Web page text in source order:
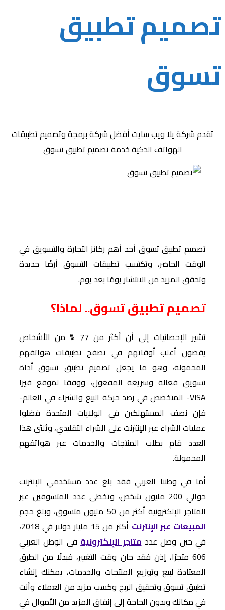
تصميم تطبيق
تسوق
تقدم شركة يلا ويب سايت أفضل شركة برمجة وتصميم تطبيقات
الهواتف الذكية خدمة تصميم تطبيق تسوق
تصميم تطبيق تسوق أحد أهم ركائز التجارة والتسويق في
الوقت الحاضر، وتكتسب تطبيقات التسوق أرضًا جديدة
وتحقق المزيد من الانتشار يومًا بعد يوم.
تصميم تطبيق تسوق.. لماذا؟
تشير الإحصائيات إلى أن أكثر من 77 % من الأشخاص
يقضون أغلب أوقاتهم في تصفح تطبيقات هواتفهم
المحمولة، وهو ما يجعل تصميم تطبيق تسوق أداة
تسويق فعالة وسريعة المفعول، ووفقا لموقع فيزا
VISA- المتخصص في رصد حركة البيع والشراء في العالم-
فإن نصف المستهلكين في الولايات المتحدة فضلوا
عمليات الشراء عبر الإنترنت على الشراء التقليدي، وثلثي هذا
العدد قام بطلب المنتجات والخدمات عبر هواتفهم
المحمولة.
أما في وطننا العربي فقد بلغ عدد مستخدمي الإنترنت
حوالي 200 مليون شخص، وتخطى عدد المتسوقين عبر
المتاجر الإلكترونية أكثر من 50 مليون متسوق، وبلغ حجم
المبيعات عبر الإنترنت
أكثر من 15 مليار دولار في 2018،
في حين وصل عددمتاجر الإلكترونيةفي الوطن العربي
606 متجرًا، إذن فقد حان وقت التغيير، فبدلًا من الطرق
المعتادة لبيع وتوزيع المنتجات والخدمات، يمكنك إنشاء
تطبيق تسوق وتحقيق الربح وكسب مزيد من العملاء وأنت
في مكانك وبدون الحاجة إلى إنفاق المزيد من الأموال في